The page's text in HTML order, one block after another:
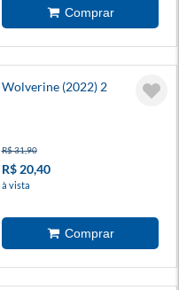
Wolverine (2022) 2
R$ 31,90
R$ 20,40
à vista